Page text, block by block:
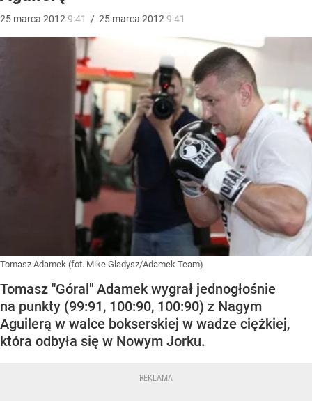
25 marca 2012 9:41 / 25 marca 2012 9:41
Tomasz Adamek (fot. Mike Gladysz/Adamek Team)
Tomasz "Góral" Adamek wygrał jednogłośnie
na punkty (99:91, 100:90, 100:90) z Nagym
Aguilerą w walce bokserskiej w wadze ciężkiej,
która odbyła się w Nowym Jorku.